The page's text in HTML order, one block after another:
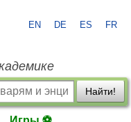
EN DE ES FR
Найти!